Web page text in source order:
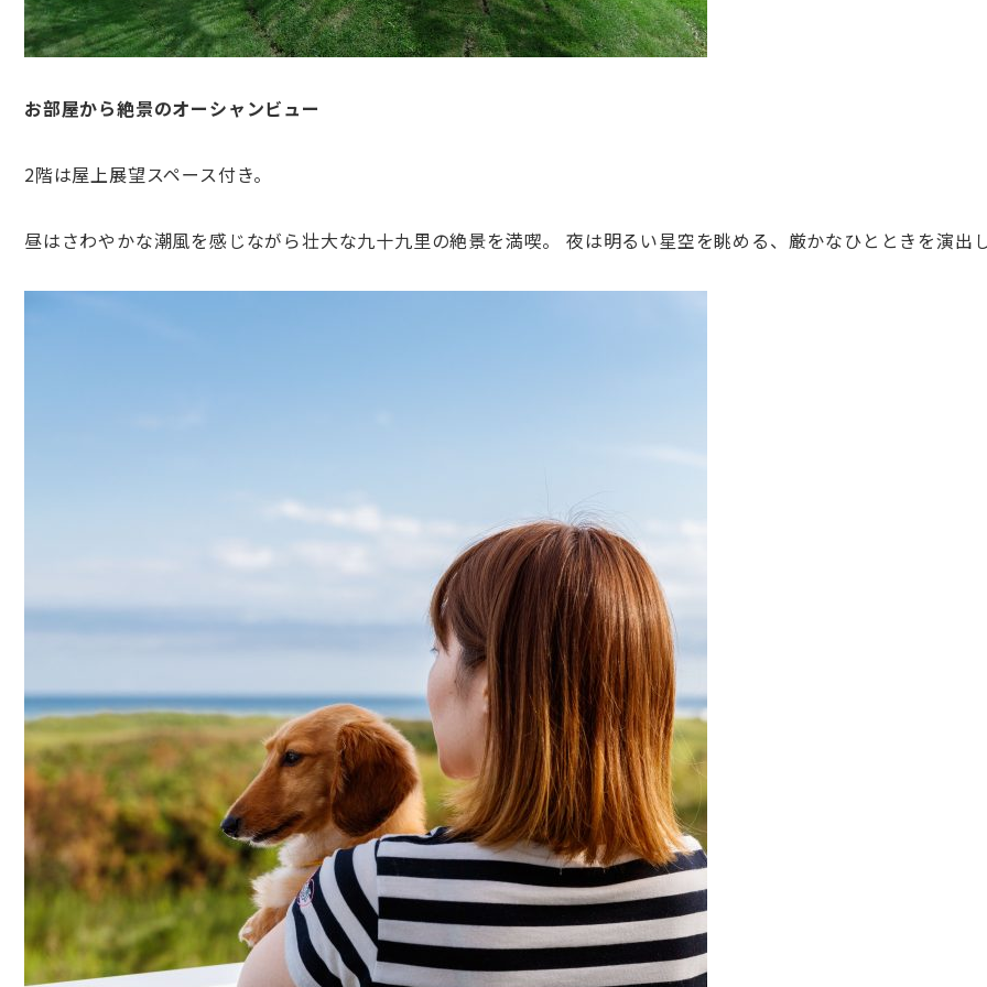
お部屋から絶景のオーシャンビュー
2階は屋上展望スペース付き。
昼はさわやかな潮風を感じながら壮大な九十九里の絶景を満喫。 夜は明るい星空を眺める、厳かなひとときを演出